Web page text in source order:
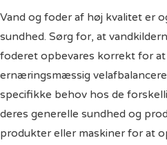
Vand og foder af høj kvalitet er
sundhed. Sørg for, at
foderet opbevares korrekt for at
ernæringsmæssig
specifikke behov hos de
deres generelle sundhed og
produkter eller maskiner for at